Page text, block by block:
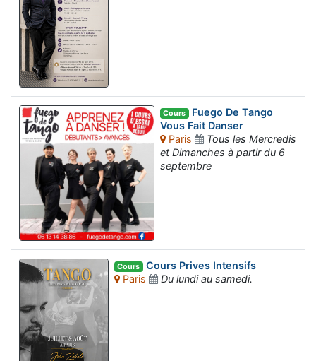
Cours Fuego De Tango
Vous Fait Danser
Paris
Tous les Mercredis
et Dimanches à partir du 6
septembre
Cours Cours Prives Intensifs
Paris
Du lundi au samedi.